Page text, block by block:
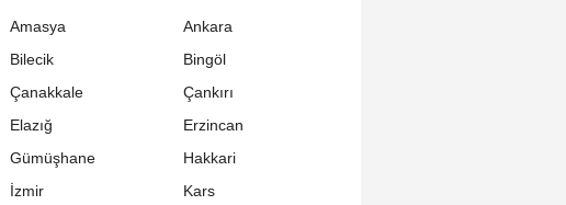
Amasya
Ankara
Bilecik
Bingöl
Çanakkale
Çankırı
Elazığ
Erzincan
Gümüşhane
Hakkari
İzmir
Kars